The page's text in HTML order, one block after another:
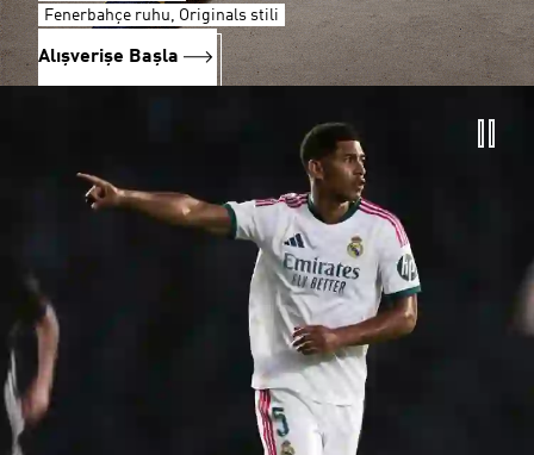
Fenerbahçe ruhu, Originals stili
Alışverişe Başla